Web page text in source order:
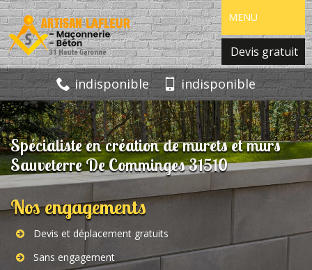
MENU
Devis gratuit
indisponible indisponible
Spécialiste en création de murets et murs
Sauveterre De Comminges 31510
Nos engagements
Devis et déplacement gratuits
Sans engagement